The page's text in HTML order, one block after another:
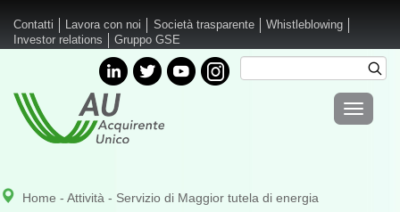
Contatti Lavora con noi Società trasparente
Whistleblowing
Investor relations
Gruppo GSE
Form di
Toggle
Home - Attività - Servizio di Maggior tutela di energia